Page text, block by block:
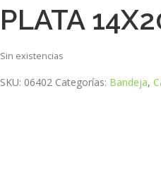
PLATA
Sin existencias
SKU: 06402 Categorías: Bandeja,